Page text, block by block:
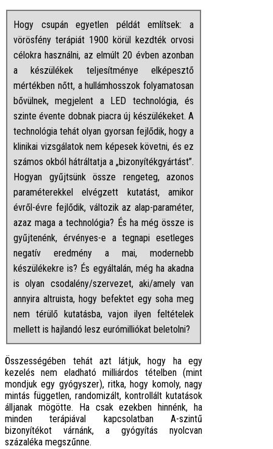
Hogy csupán egyetlen példát említsek: a
vörösfény terápiát 1900 körül kezdték orvosi
célokra használni, az elmúlt 20 évben azonban
a készülékek teljesítménye elképesztő
mértékben nőtt, a hullámhosszok folyamatosan
bővülnek, megjelent a LED technológia, és
szinte évente dobnak piacra új készülékeket. A
technológia tehát olyan gyorsan fejlődik, hogy a
klinikai vizsgálatok nem képesek követni, és ez
számos okból hátráltatja a „bizonyítékgyártást”.
Hogyan gyűjtsünk össze rengeteg, azonos
paraméterekkel elvégzett kutatást, amikor
évről-évre fejlődik, változik az alap-paraméter,
azaz maga a technológia? És ha még össze is
gyűjtenénk, érvényes-e a tegnapi esetleges
negatív eredmény a mai, modernebb
készülékekre is? És egyáltalán, még ha akadna
is olyan csodalény/szervezet, aki/amely van
annyira altruista, hogy befektet egy soha meg
nem térülő kutatásba, vajon ilyen feltételek
mellett is hajlandó lesz eurómilliókat beletolni?
Összességében tehát azt látjuk, hogy ha egy
kezelés nem eladható milliárdos tételben (mint
mondjuk egy gyógyszer), ritka, hogy komoly, nagy
mintás független, randomizált, kontrollált kutatások
álljanak mögötte. Ha csak ezekben hinnénk, ha
minden terápiával kapcsolatban A-szintű
bizonyítékot várnánk, a gyógyítás nyolcvan
százaléka megszűnne.